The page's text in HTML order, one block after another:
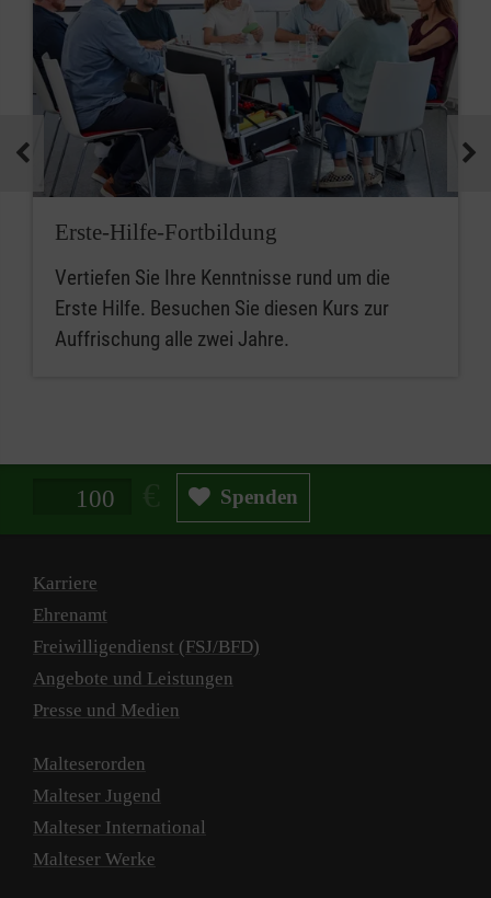
Erste-Hilfe-Fortbildung
Vertiefen Sie Ihre Kenntnisse rund um die
Erste Hilfe. Besuchen Sie diesen Kurs zur
Auffrischung alle zwei Jahre.
Spendenbetrag in Euro Spenden
Karriere
Ehrenamt
Freiwilligendienst (FSJ/BFD)
Angebote und Leistungen
Presse und Medien
Malteserorden
Malteser Jugend
Malteser International
Malteser Werke